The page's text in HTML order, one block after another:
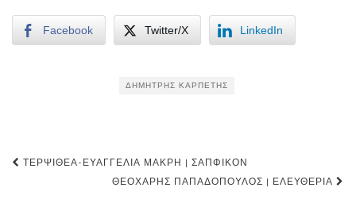
Facebook Twitter/X LinkedIn
ΔΗΜΉΤΡΗΣ ΚΑΡΠΈΤΗΣ
Post
navigation
ΤΕΡΨΙΘΈΑ-ΕΥΑΓΓΕΛΊΑ ΜΑΚΡΉ | ΣΑΠΦΙΚΌΝ
ΘΕΟΧΆΡΗΣ ΠΑΠΑΔΌΠΟΥΛΟΣ | ΕΛΕΥΘΕΡΊΑ